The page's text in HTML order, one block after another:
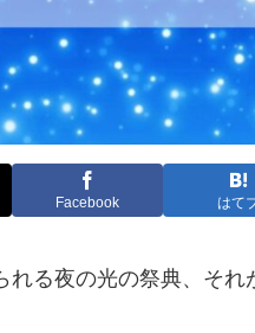
Facebook はて
れる夜の光の祭典、それ